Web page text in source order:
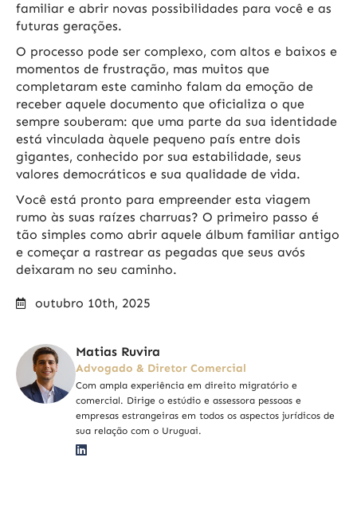
familiar e abrir novas possibilidades para você e as
futuras gerações.
O processo pode ser complexo, com altos e baixos e
momentos de frustração, mas muitos que
completaram este caminho falam da emoção de
receber aquele documento que oficializa o que
sempre souberam: que uma parte da sua identidade
está vinculada àquele pequeno país entre dois
gigantes, conhecido por sua estabilidade, seus
valores democráticos e sua qualidade de vida.
Você está pronto para empreender esta viagem
rumo às suas raízes charruas? O primeiro passo é
tão simples como abrir aquele álbum familiar antigo
e começar a rastrear as pegadas que seus avós
deixaram no seu caminho.
outubro 10th, 2025
Matias Ruvira
Advogado & Diretor Comercial
Com ampla experiência em direito migratório e
comercial. Dirige o estúdio e assessora pessoas e
empresas estrangeiras em todos os aspectos jurídicos de
sua relação com o Uruguai.